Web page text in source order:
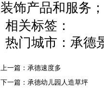
装饰产品和服务；
相关标签：
热门城市： 承德
上一篇： 承德速度多
下一篇： 承德幼儿园人造草坪